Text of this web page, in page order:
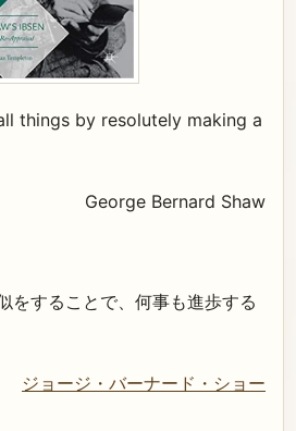
things by resolutely making a
George Bernard Shaw
をすることで、何事も進歩する
ジョージ・バーナード・ショー